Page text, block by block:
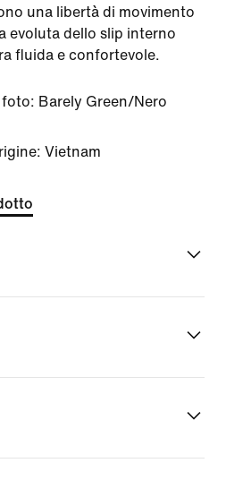
una libertà di movimento
evoluta dello slip interno
fluida e confortevole.
foto: Barely Green/Nero
Vietnam